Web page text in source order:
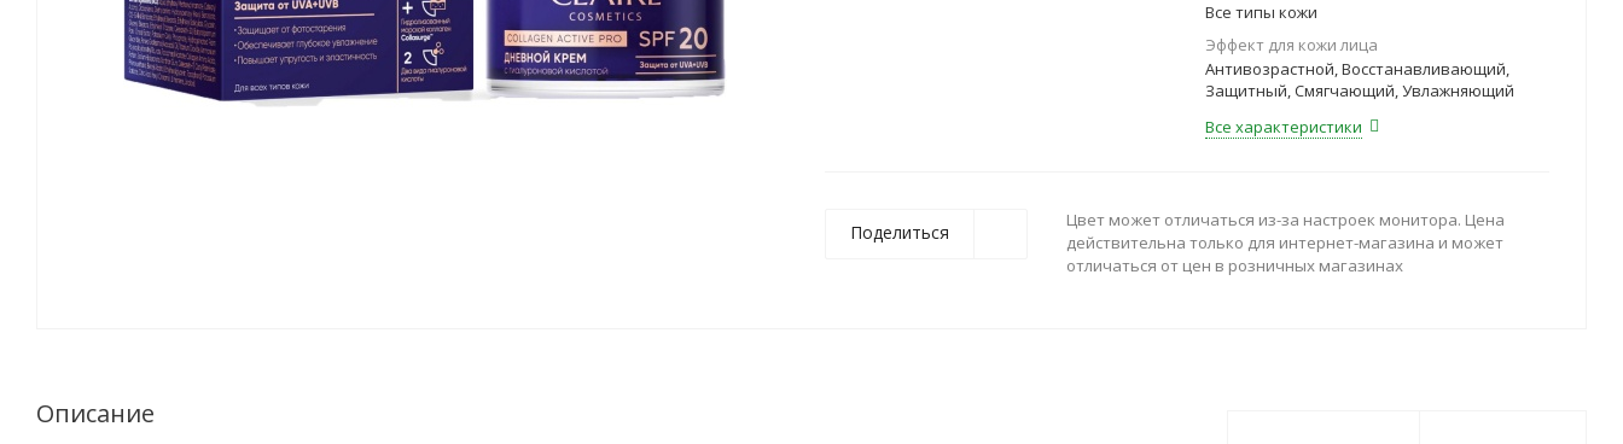
Все типы кожи
Эффект для кожи лица
Антивозрастной, Восстанавливающий,
Защитный, Смягчающий, Увлажняющий
Все характеристики
Поделиться
Цвет может отличаться из-за настроек монитора. Цена
действительна только для интернет-магазина и может
отличаться от цен в розничных магазинах
Описание